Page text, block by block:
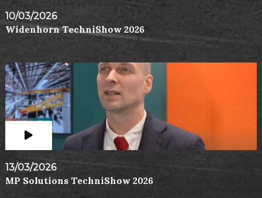
10/03/2026
Widenhorn TechniShow 2026
13/03/2026
MP Solutions TechniShow 2026